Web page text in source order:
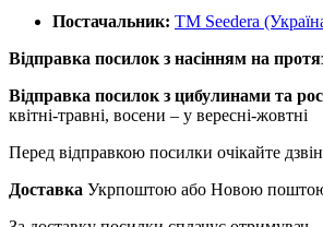
Постачальник: ТМ Seedera
Відправка посилок з насінням на
Відправка посилок з цибулинами та
квітні-травні, восени – у вересні-жовтні
Перед відправкою посилки очікайте
Доставка Укрпоштою або Новою